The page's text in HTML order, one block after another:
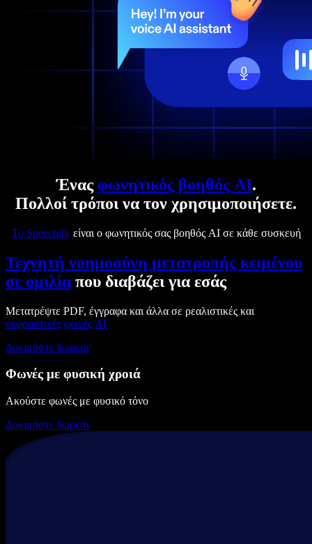
Ένας φωνητικός βοηθός AI.
Πολλοί τρόποι να τον χρησιμοποιήσετε.
Το Speechifyείναι ο φωνητικός σας βοηθός AI σε κάθε συσκευή
Τεχνητή νοημοσύνη μετατροπής κειμένου
σε ομιλία που διαβάζει για εσάς
Μετατρέψτε PDF, έγγραφα και άλλα σε ρεαλιστικές και
εκφραστικές φωνές AI
Δοκιμάστε δωρεάν
Φωνές με φυσική χροιά
Ακούστε φωνές με φυσικό τόνο
Δοκιμάστε δωρεάν